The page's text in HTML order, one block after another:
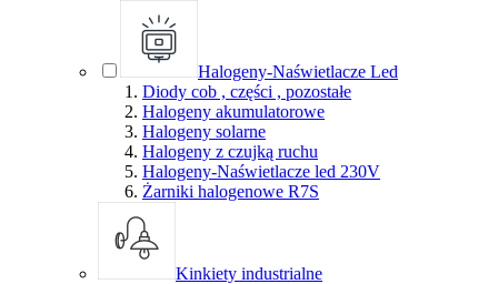
Halogeny-Naświetlacze Led
Diody cob , części , pozostałe
Halogeny akumulatorowe
Halogeny solarne
Halogeny z czujką ruchu
Halogeny-Naświetlacze led 230V
Żarniki halogenowe R7S
Kinkiety industrialne